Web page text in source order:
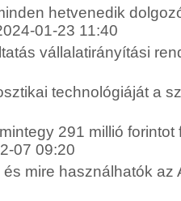
hetvenedik
01-23 11:40
vállalatirányítási
technológiáját a
291 millió
07 09:20
mire használhatók az